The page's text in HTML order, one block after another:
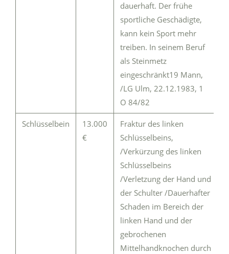
dauerhaft. Der frühe
sportliche Geschädigte,
kann kein Sport mehr
treiben. In seinem Beruf
als Steinmetz
eingeschränkt19 Mann,
/LG Ulm, 22.12.1983, 1
O 84/82
Schlüsselbein
13.000
€
Fraktur des linken
Schlüsselbeins,
/Verkürzung des linken
Schlüsselbeins
/Verletzung der Hand und
der Schulter /Dauerhafter
Schaden im Bereich der
linken Hand und der
gebrochenen
Mittelhandknochen durch